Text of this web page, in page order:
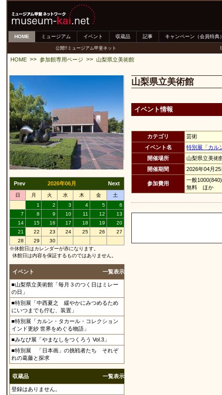
HOME ミュージアム イベント 収蔵品 記事 キャンペーン（会員特典
公開!!ミュージアム甲斐ネット
HOME >> 参加館専用ページ >> 山梨県立美術館
Prev 2026年06月 Next
日 月 火 水 木 金
土
1
2 3 4 5
6
7
8 9 10 11 12
13
14
15 16 17 18 19
20
21
22 23 24 25 26
27
28
29
30
※休館日はカレンダーが赤になります。
休館日は内容を保証するものではありません。
イベント 一覧表示
■山梨県立美術館「毎月３のつく日はミレー
の日」
■特別展「中西夏之 緩やかにみつめるため
にいつまでも佇む、装置」
■特別展「カルン・タカール・コレクション
インド更紗 世界をめぐる物語」
■みなび展「やまなしをつくろう Vol.3」
■特別展 「日本画」の挑戦者たち それぞ
れの葛藤と探求
収蔵品 一覧表示
登録はありません。
山梨県立美術館
イベント情報
カテゴリ
芸術
イベント名
特別展「カル
開催場所
山梨県立美
開催期間
2026年04月
参加費用
一般
無料 ほか